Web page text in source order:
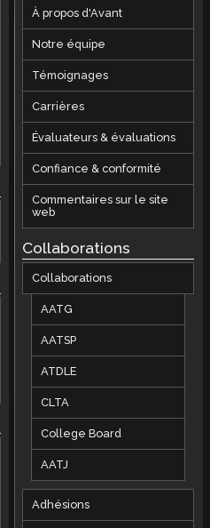
À propos d'Avant
Notre équipe
Témoignages
Carrières
Évaluateurs & évaluations
Confiance & conformité
Commentaires sur le site
web
Collaborations
Collaborations
AATG
AATSP
ATDLE
CLTA
College Board
AATJ
Adhésions